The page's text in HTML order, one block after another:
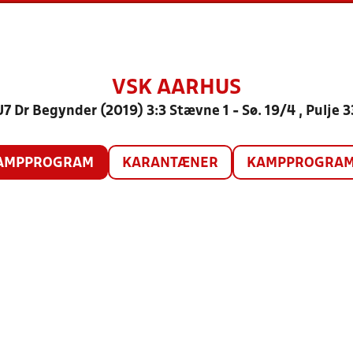
VSK AARHUS
Dr Begynder (2019) 3:3 Stævne 1 - Sø. 19/4 , Pulje
KARANTÆNER